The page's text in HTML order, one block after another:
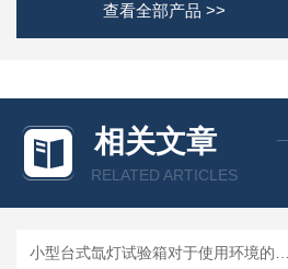
查看全部产品 >>
相关文章
RELATED ARTICLES